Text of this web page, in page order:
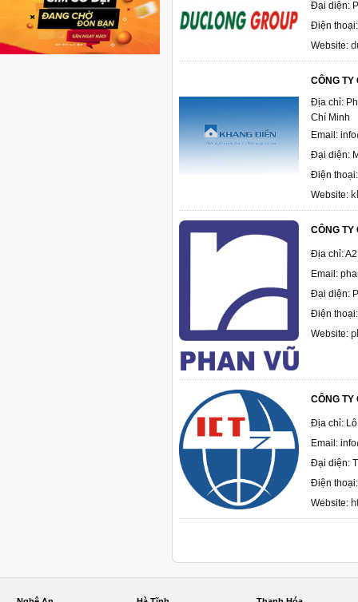
Đại diện:
Điện
Website:
CÔNG
Địa chỉ:
Chí Minh
Email:
Đại diện:
Điện
Website:
CÔNG
Địa chỉ:
Email:
Đại diện:
Điện
Website:
CÔNG TY
Địa chỉ: Lô
Email:
Đại diện:
Điện
Website: